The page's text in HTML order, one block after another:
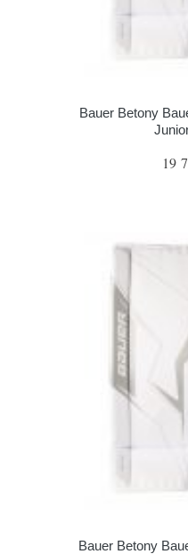
Bauer Betony
19
Bauer Betony